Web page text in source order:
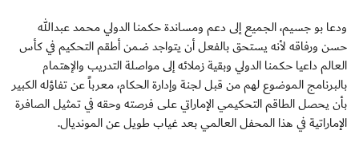
ودعا بو جسيم، الجميع إلى دعم ومساندة حكمنا الدولي محمد عبدالله
حسن ورفاقه لأنه يستحق بالفعل أن يتواجد ضمن أطقم التحكيم في كأس
العالم داعيا حكمنا الدولي وبقية زملائه إلى مواصلة التدريب والإهتمام
بالبرنامج الموضوع لهم من قبل لجنة وإدارة الحكام، معرباً عن تفاؤله الكبير
بأن يحصل الطاقم التحكيمي الإماراتي على فرصته وحقه في تمثيل الصافرة
الإماراتية في هذا المحفل العالمي بعد غياب طويل عن المونديال.